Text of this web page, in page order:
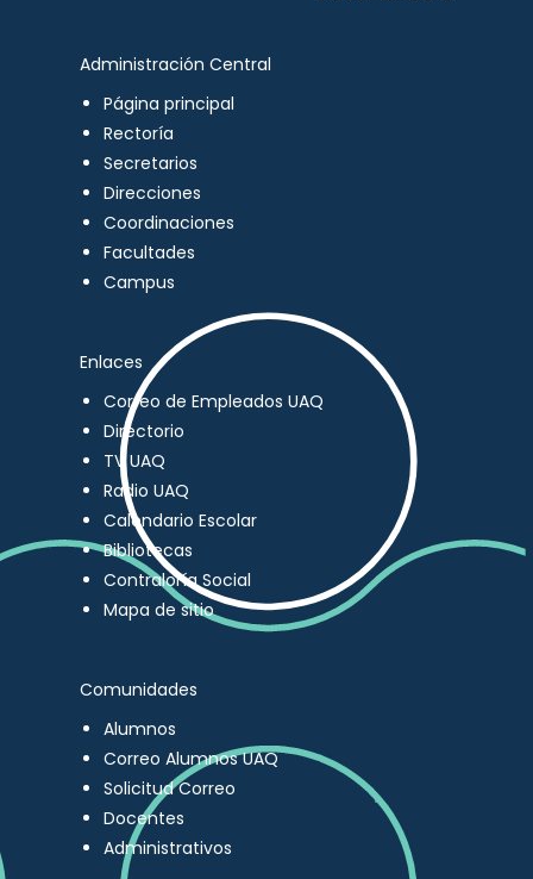
Administración Central
Página principal
Rectoría
Secretarios
Direcciones
Coordinaciones
Facultades
Campus
Enlaces
Correo de Empleados UAQ
Directorio
TV UAQ
Radio UAQ
Calendario Escolar
Bibliotecas
Contraloría Social
Mapa de sitio
Comunidades
Alumnos
Correo Alumnos UAQ
Solicitud Correo
Docentes
Administrativos